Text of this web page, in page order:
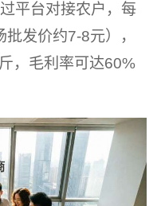
平台对接农户，每
发价约7-8元），
，毛利率可达60%